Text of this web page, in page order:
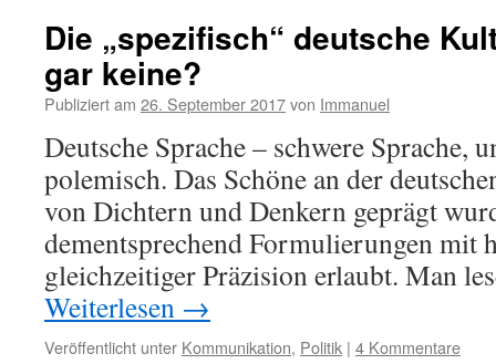
Die „spezifisch“ deutsche
gar keine?
Publiziert am 26. September 2017von Immanuel
Deutsche Sprache – schwere Sprache,
polemisch. Das Schöne an der
von Dichtern und Denkern geprägt
dementsprechend Formulierungen mit
gleichzeitiger Präzision erlaubt. Man
Weiterlesen →
Veröffentlicht unter Kommunikation, Politik | 4 Kommentare